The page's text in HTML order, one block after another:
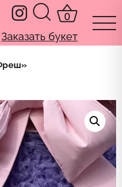
0
Заказать букет